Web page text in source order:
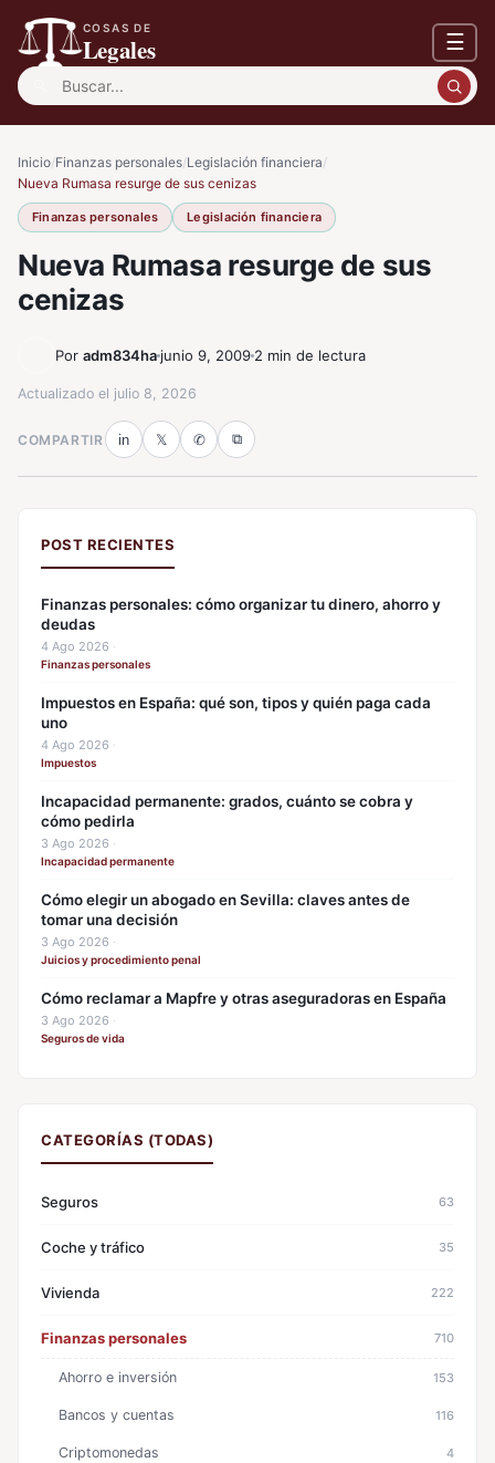
COSAS DE
Legales ☰
Buscar:
Inicio/Finanzas personales/Legislación financiera/
Nueva Rumasa resurge de sus cenizas
Finanzas personales Legislación financiera
Nueva Rumasa resurge de sus
cenizas
Por adm834ha junio 9, 2009 2 min de lectura
Actualizado el julio 8, 2026
COMPARTIR in 𝕏 ✆ ⧉
POST RECIENTES
Finanzas personales: cómo organizar tu dinero, ahorro y
deudas
4 Ago 2026 ·
Finanzas personales
Impuestos en España: qué son, tipos y quién paga cada
uno
4 Ago 2026 ·
Impuestos
Incapacidad permanente: grados, cuánto se cobra y
cómo pedirla
3 Ago 2026 ·
Incapacidad permanente
Cómo elegir un abogado en Sevilla: claves antes de
tomar una decisión
3 Ago 2026 ·
Juicios y procedimiento penal
Cómo reclamar a Mapfre y otras aseguradoras en España
3 Ago 2026 ·
Seguros de vida
CATEGORÍAS (TODAS)
Seguros 63
Coche y tráfico 35
Vivienda 222
Finanzas personales 710
Ahorro e inversión 153
Bancos y cuentas 116
Criptomonedas 4